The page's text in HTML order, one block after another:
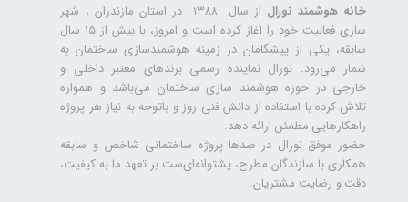
خانه هوشمند نورال
از سال ۱۳۸۸ در استان مازندران ، شهر
ساری فعالیت خود را آغاز کرده است و امروز، با بیش از ۱۵ سال
سابقه، یکی از پیشگامان در زمینه هوشمندسازی ساختمان به
شمار می‌رود. نورال نماینده رسمی برندهای معتبر داخلی و
خارجی در حوزه هوشمند سازی ساختمان می‌باشد و همواره
تلاش کرده با استفاده از دانش فنی روز و باتوجه به نیاز هر پروژه
راهکارهایی مطمئن ارائه دهد.
حضور موفق نورال در صدها پروژه‌ ساختمانی شاخص و سابقه
همکاری با سازندگان مطرح، پشتوانه‌ای‌ست بر تعهد ما به کیفیت،
دقت و رضایت مشتریان.